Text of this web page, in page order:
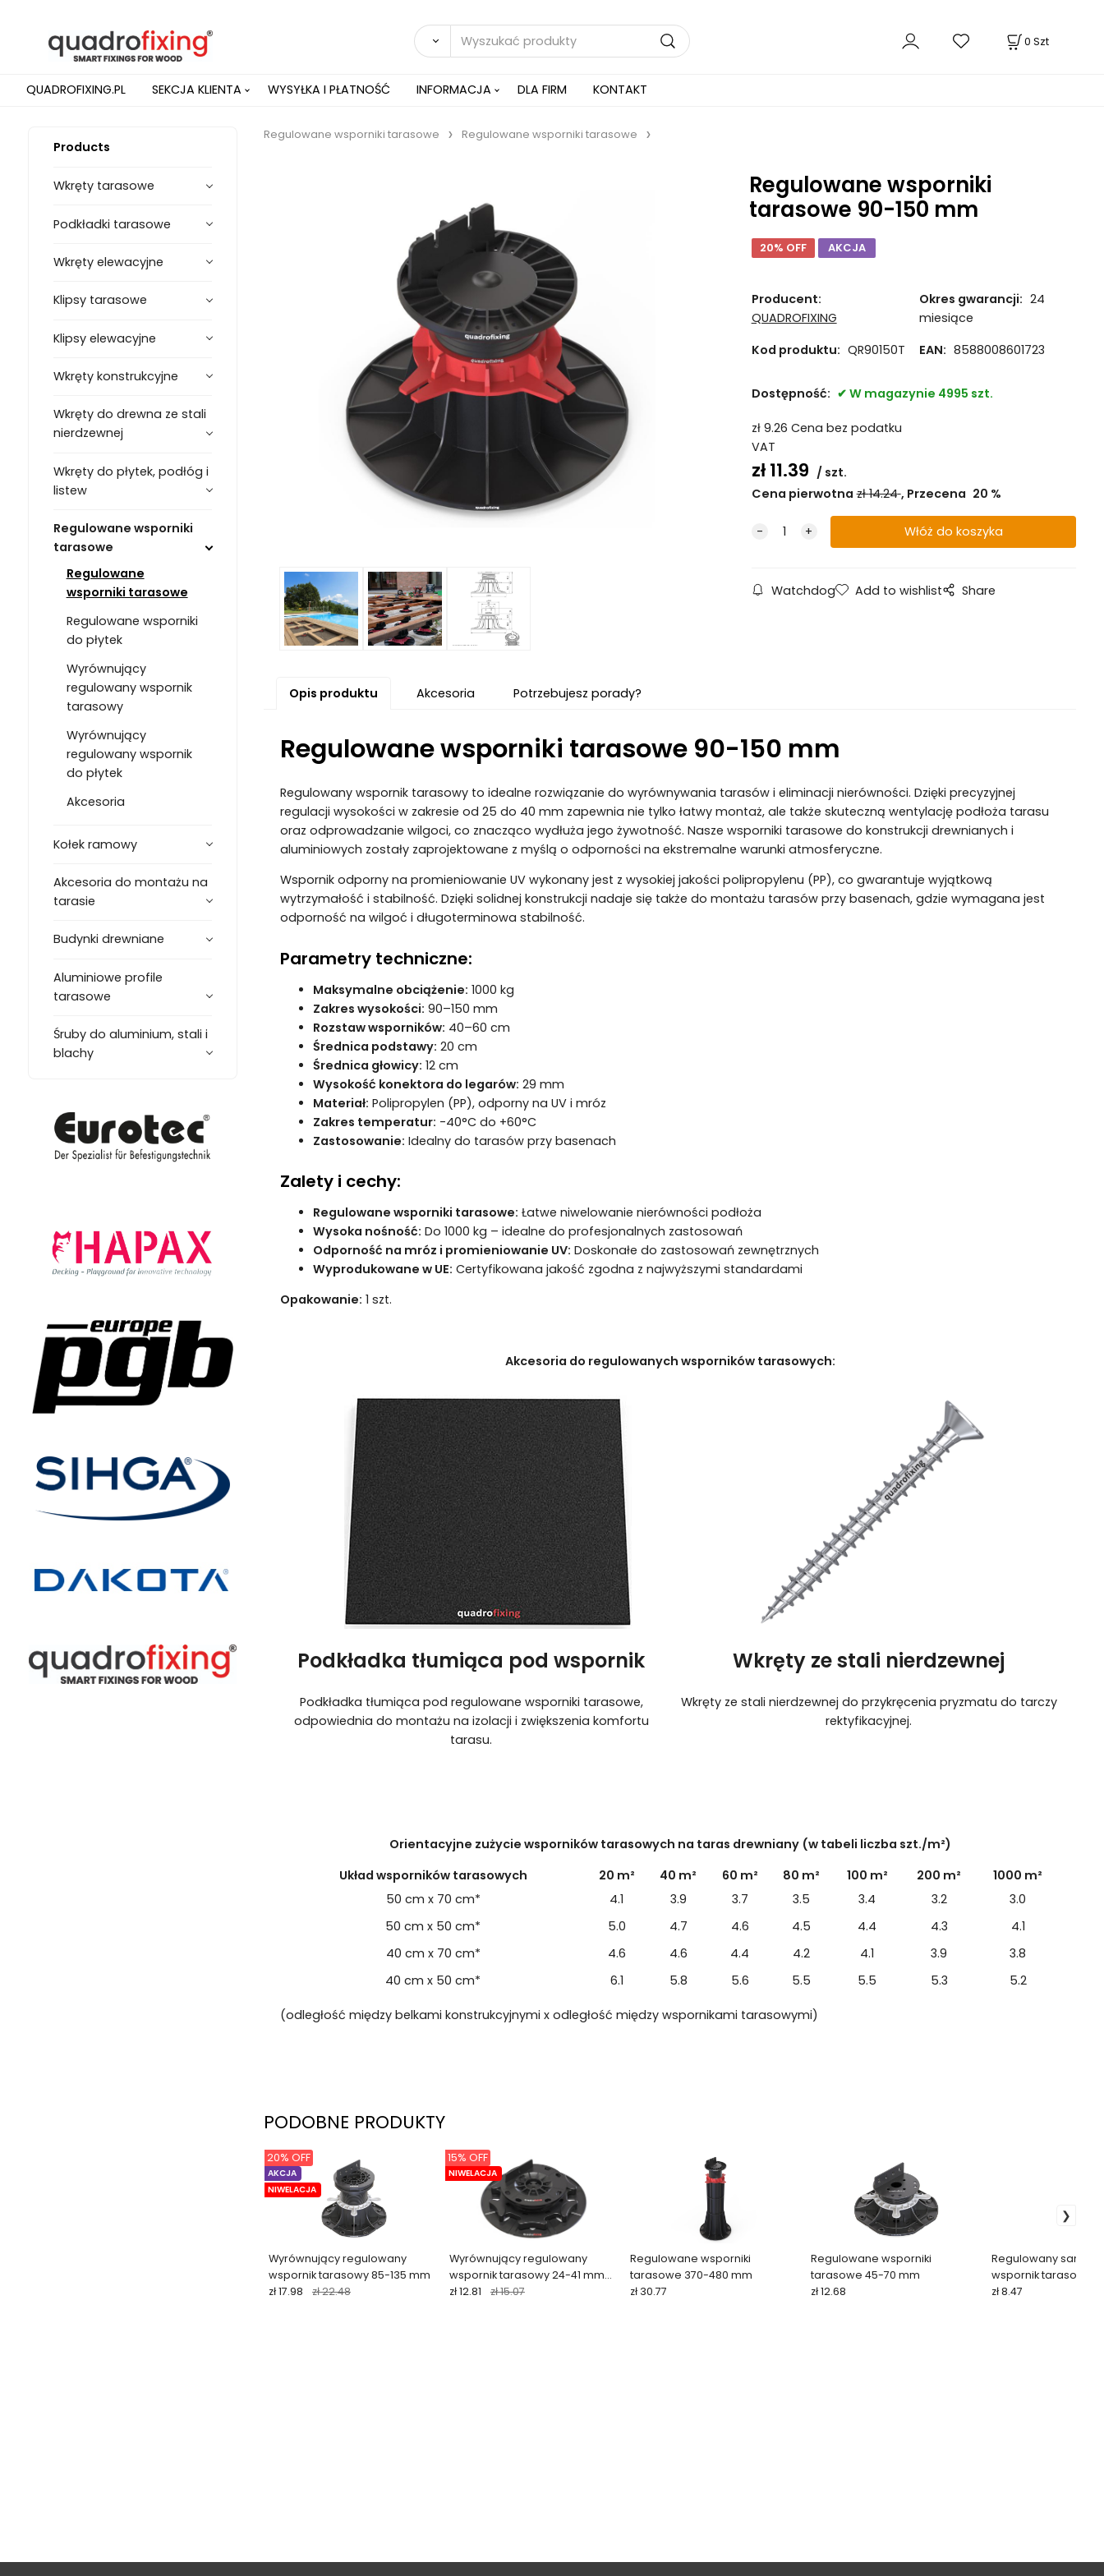
0 Szt
QUADROFIXING.PL SEKCJA KLIENTA WYSYŁKA I PŁATNOŚĆ INFORMACJA DLA FIRM KONTAKT
Products
Wkręty tarasowe
Podkładki tarasowe
Wkręty elewacyjne
Klipsy tarasowe
Klipsy elewacyjne
Wkręty konstrukcyjne
Wkręty do drewna ze stali
nierdzewnej
Wkręty do płytek, podłóg i
listew
Regulowane wsporniki
tarasowe
Regulowane
wsporniki tarasowe
Regulowane wsporniki
do płytek
Wyrównujący
regulowany wspornik
tarasowy
Wyrównujący
regulowany wspornik
do płytek
Akcesoria
Kołek ramowy
Akcesoria do montażu na
tarasie
Budynki drewniane
Aluminiowe profile
tarasowe
Śruby do aluminium, stali i
blachy
Regulowane wsporniki tarasowe Regulowane wsporniki tarasowe
Regulowane wsporniki
tarasowe 90-150 mm
20% OFF AKCJA
Producent:
QUADROFIXING
Okres gwarancji: 24
miesiące
Kod produktu: QR90150T EAN: 8588008601723
Dostępność: W magazynie 4995 szt.
zł 9.26 Cena bez podatku
VAT
zł11.39
szt.
Cena pierwotna zł14.24 Przecena 20 %
Watchdog Add to wishlist Share
Opis produktu Akcesoria Potrzebujesz porady?
Regulowane wsporniki tarasowe 90-150 mm
Regulowany wspornik tarasowy to idealne rozwiązanie do wyrównywania tarasów i eliminacji nierówności. Dzięki precyzyjnej
regulacji wysokości w zakresie od 25 do 40 mm zapewnia nie tylko łatwy montaż, ale także skuteczną wentylację podłoża tarasu
oraz odprowadzanie wilgoci, co znacząco wydłuża jego żywotność. Nasze wsporniki tarasowe do konstrukcji drewnianych i
aluminiowych zostały zaprojektowane z myślą o odporności na ekstremalne warunki atmosferyczne.
Wspornik odporny na promieniowanie UV wykonany jest z wysokiej jakości polipropylenu (PP), co gwarantuje wyjątkową
wytrzymałość i stabilność. Dzięki solidnej konstrukcji nadaje się także do montażu tarasów przy basenach, gdzie wymagana jest
odporność na wilgoć i długoterminowa stabilność.
Parametry techniczne:
Maksymalne obciążenie: 1000 kg
Zakres wysokości: 90–150 mm
Rozstaw wsporników: 40–60 cm
Średnica podstawy: 20 cm
Średnica głowicy: 12 cm
Wysokość konektora do legarów: 29 mm
Materiał: Polipropylen (PP), odporny na UV i mróz
Zakres temperatur: -40°C do +60°C
Zastosowanie: Idealny do tarasów przy basenach
Zalety i cechy:
Regulowane wsporniki tarasowe: Łatwe niwelowanie nierówności podłoża
Wysoka nośność: Do 1000 kg – idealne do profesjonalnych zastosowań
Odporność na mróz i promieniowanie UV: Doskonałe do zastosowań zewnętrznych
Wyprodukowane w UE: Certyfikowana jakość zgodna z najwyższymi standardami
Opakowanie: 1 szt.
Akcesoria do regulowanych wsporników tarasowych:
Podkładka tłumiąca pod wspornik
Podkładka tłumiąca pod regulowane wsporniki tarasowe,
odpowiednia do montażu na izolacji i zwiększenia komfortu
tarasu.
Wkręty ze stali nierdzewnej
Wkręty ze stali nierdzewnej do przykręcenia pryzmatu do tarczy
rektyfikacyjnej.
Orientacyjne zużycie wsporników tarasowych na taras drewniany (w tabeli liczba szt./m²)
Układ wsporników tarasowych
20 m² 40 m² 60 m² 80 m² 100 m² 200 m²
1000 m²
50 cm x 70 cm*
4.1 3.9 3.7 3.5 3.4 3.2
3.0
50 cm x 50 cm*
5.0 4.7 4.6 4.5 4.4 4.3
4.1
40 cm x 70 cm*
4.6 4.6 4.4 4.2 4.1 3.9
3.8
40 cm x 50 cm*
6.1 5.8 5.6 5.5 5.5 5.3 5.2
(odległość między belkami konstrukcyjnymi x odległość między wspornikami tarasowymi)
PODOBNE PRODUKTY
Wyrównujący regulowany
wspornik tarasowy 85-135 mm
AKCJA
NIWELACJA
20% OFF
zł 17.98 zł 22.48
Wyrównujący regulowany
wspornik tarasowy 24-41 mm
ARKIMEDE
NIWELACJA
15% OFF
zł 12.81 zł 15.07
Regulowane wsporniki
tarasowe 370-480 mm
zł 30.77
Regulowane wsporniki
tarasowe 45-70 mm
zł 12.68
Regulowany
wspornik tarasowy
BASE SL 32–47 mm
zł 8.47